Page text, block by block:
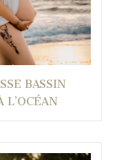
BASSIN
L’OCÉAN